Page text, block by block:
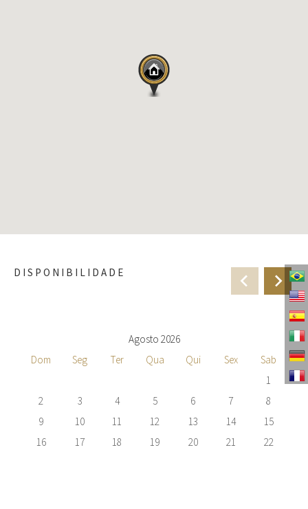
DISPONIBILIDADE
Agosto 2026
Dom
Seg Ter Qua Qui Sex
Sab
1
2
3 4 5 6 7
8
9
10 11 12 13 14
15
16
17 18 19 20 21
22